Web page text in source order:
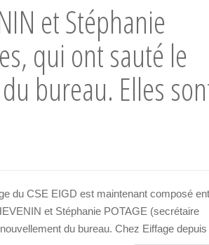
et Stéphanie
qui ont sauté le
bureau. Elles
du CSE EIGD est maintenant composé
et Stéphanie POTAGE (secrétaire
du bureau. Chez Eiffage depuis